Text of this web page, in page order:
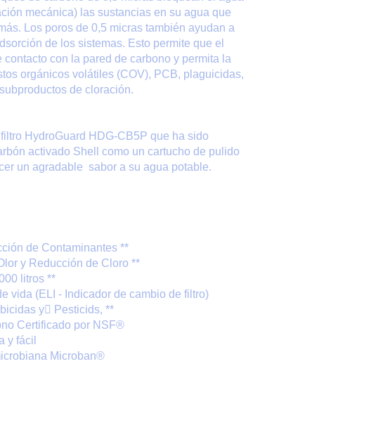
mecánica) las sustancias en su agua que
Los poros de 0,5 micras también ayudan a
de los sistemas. Esto permite que el
con la pared de carbono y permita la
orgánicos volátiles (COV), PCB, plaguicidas,
de cloración.
HydroGuard HDG-CB5P que ha sido
activado Shell como un cartucho de pulido
un agradable sabor a su agua potable.
de Contaminantes **
y Reducción de Cloro **
litros **
vida (ELI - Indicador de cambio de filtro)
y Pesticids, **
Certificado por NSF®
y fácil
Microban®